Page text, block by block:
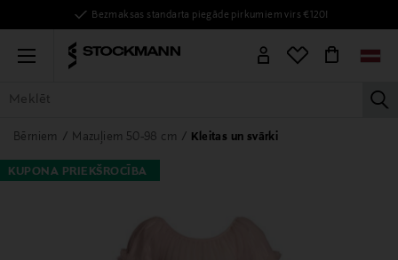
Bezmaksas standarta piegāde pirkumiem virs €120!
Menu
VISAS PRECES SIEVIETĒM VĪRIEŠIEM BĒRNIEM
Bērniem Mazuļiem 50-98 cm Kleitas un svārki
KUPONA PRIEKŠROCĪBA